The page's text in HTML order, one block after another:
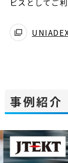
ビスとしてご
事例紹介